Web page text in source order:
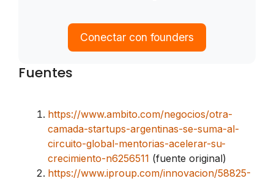
Conectar con founders
Fuentes
https://www.ambito.com/negocios/otra-
camada-startups-argentinas-se-suma-al-
circuito-global-mentorias-acelerar-su-
crecimiento-n6256511 (fuente original)
https://www.iproup.com/innovacion/58825-